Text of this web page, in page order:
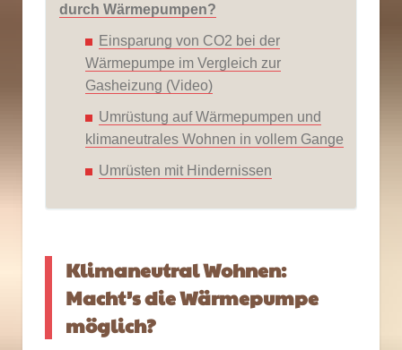
durch Wärmepumpen?
Einsparung von CO2 bei der
Wärmepumpe im Vergleich zur
Gasheizung (Video)
Umrüstung auf Wärmepumpen und
klimaneutrales Wohnen in vollem Gange
Umrüsten mit Hindernissen
Klimaneutral Wohnen:
Macht’s die Wärmepumpe
möglich?